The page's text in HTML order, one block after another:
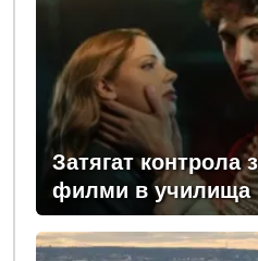
Затягат контрола
филми в училища